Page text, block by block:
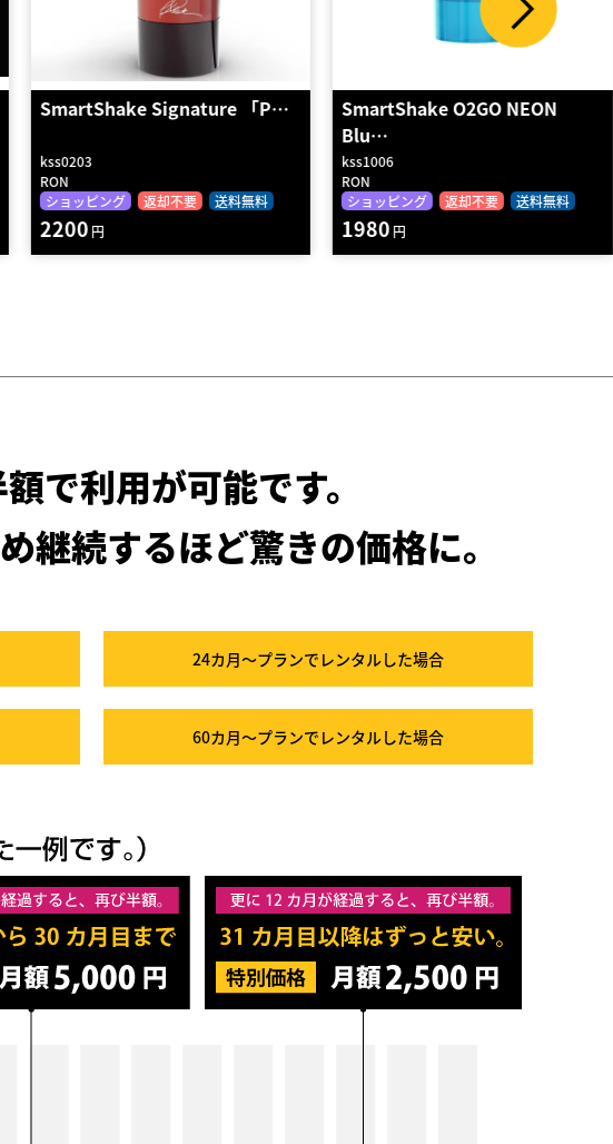
Signature 「P…
返却不要 送料無料
SmartShake O2GO NEON
ショッピング
返却不要 送料無料
ショッピン
で利用が可能です。
継続するほど驚きの価格に。
24カ月～プランでレンタルした場合
60カ月～プランでレンタルした場合